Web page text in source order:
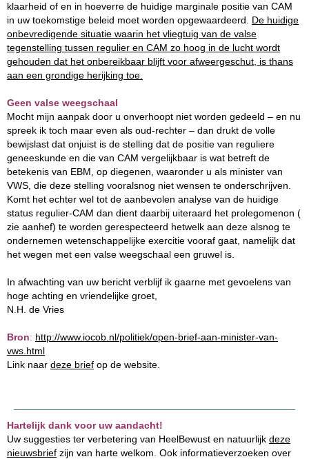
klaarheid of en in hoeverre de huidige marginale positie van CAM
in uw toekomstige beleid moet worden opgewaardeerd. De huidige
onbevredigende situatie waarin het vliegtuig van de valse
tegenstelling tussen regulier en CAM zo hoog in de lucht wordt
gehouden dat het onbereikbaar blijft voor afweergeschut, is thans
aan een grondige herijking toe.
Geen valse weegschaal
Mocht mijn aanpak door u onverhoopt niet worden gedeeld – en nu
spreek ik toch maar even als oud-rechter – dan drukt de volle
bewijslast dat onjuist is de stelling dat de positie van reguliere
geneeskunde en die van CAM vergelijkbaar is wat betreft de
betekenis van EBM, op diegenen, waaronder u als minister van
VWS, die deze stelling vooralsnog niet wensen te onderschrijven.
Komt het echter wel tot de aanbevolen analyse van de huidige
status regulier-CAM dan dient daarbij uiteraard het prolegomenon (
zie aanhef) te worden gerespecteerd hetwelk aan deze alsnog te
ondernemen wetenschappelijke exercitie vooraf gaat, namelijk dat
het wegen met een valse weegschaal een gruwel is.
In afwachting van uw bericht verblijf ik gaarne met gevoelens van
hoge achting en vriendelijke groet,
N.H. de Vries
Bron: http://www.iocob.nl/politiek/open-brief-aan-minister-van-
vws.html
Link naar deze brief op de website.
Hartelijk dank voor uw aandacht!
Uw suggesties ter verbetering van HeelBewust en natuurlijk deze
nieuwsbrief zijn van harte welkom. Ook informatieverzoeken over